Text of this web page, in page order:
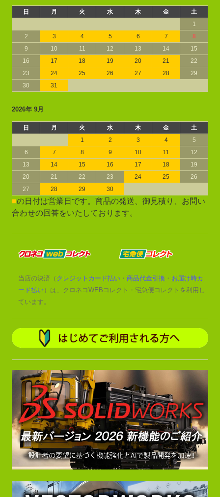
日 月 火 水 木 金
土
1
2
3 4 5 6 7
8
9
10 11 12 13 14
15
16
17 18 19 20 21
22
23
24 25 26 27 28
29
30
31
2026年 9月
日 月 火 水 木 金
土
1
2 3 4
5
6
7 8 9 10 11
12
13
14 15 16 17 18
19
20
21 22 23 24 25
26
27
28 29 30
■の日付は営業日です。商品の発送、御見積り、お問い
合わせの回答をいたしております。
当店の決済（ クレジットカード払い ・ 商品代金引換 ・ お届け時カ
ード払い）は、クロネコWEBコレクト・宅急便コレクトを利用し
ています。